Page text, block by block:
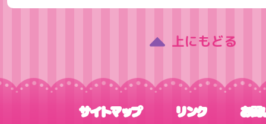
上にもどる
サイトマップ リンク お問